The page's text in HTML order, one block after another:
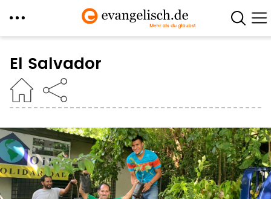
zum
Inhalt
El Salvador